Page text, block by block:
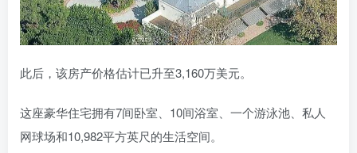
此后，该房产价格估计已升至3,160万美元。
这座豪华住宅拥有7间卧室、10间浴室、一个游泳池、私人
网球场和10,982平方英尺的生活空间。